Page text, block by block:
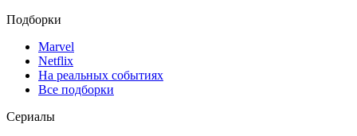
Подборки
Marvel
Netflix
На реальных событиях
Все подборки
Сериалы